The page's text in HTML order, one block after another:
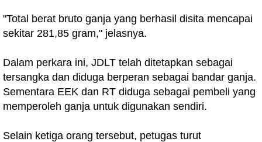
"Total berat bruto ganja yang berhasil disita mencapai
sekitar 281,85 gram," jelasnya.
Dalam perkara ini, JDLT telah ditetapkan sebagai
tersangka dan diduga berperan sebagai bandar ganja.
Sementara EEK dan RT diduga sebagai pembeli yang
memperoleh ganja untuk digunakan sendiri.
Selain ketiga orang tersebut, petugas turut